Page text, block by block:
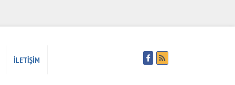
İLETİŞİM